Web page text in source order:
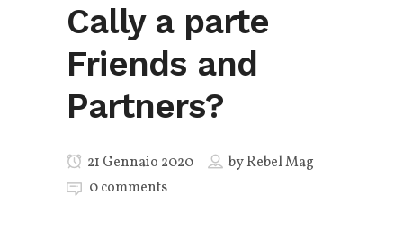
Cally a parte
Friends and
Partners?
21 Gennaio 2020 byRebel Mag
0 comments